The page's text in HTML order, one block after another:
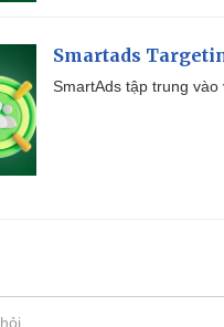
Smartads
SmartAds tập trung